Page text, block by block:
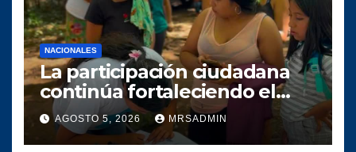
NACIONALES
La participación ciudadana
continúa fortaleciendo el
crecimiento del proyecto
político SERVIR en el
AGOSTO 5, 2026 MRSADMIN